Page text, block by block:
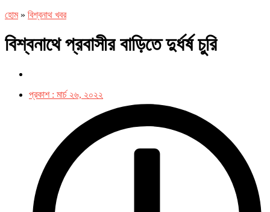
হোম» বিশ্বনাথ খবর
বিশ্বনাথে প্রবাসীর বাড়িতে দুর্ধর্ষ চুরি
প্রকাশ : মার্চ ২৬, ২০২২